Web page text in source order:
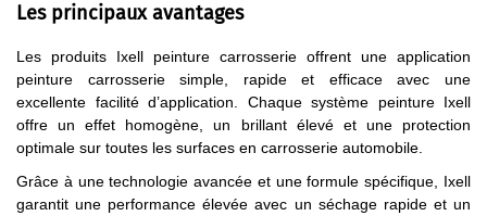
Les principaux avantages
Les produits Ixell peinture carrosserie offrent une application
peinture carrosserie simple, rapide et efficace avec une
excellente facilité d’application. Chaque système peinture Ixell
offre un effet homogène, un brillant élevé et une protection
optimale sur toutes les surfaces en carrosserie automobile.
Grâce à une technologie avancée et une formule spécifique, Ixell
garantit une performance élevée avec un séchage rapide et un